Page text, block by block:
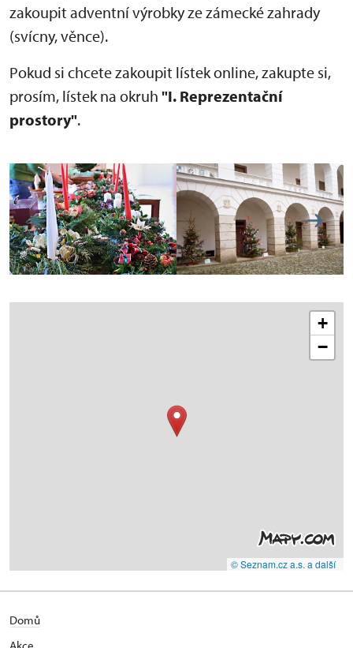
zakoupit adventní výrobky ze zámecké zahrady
(svícny, věnce).
Pokud si chcete zakoupit lístek online, zakupte si,
prosím, lístek na okruh "I. Reprezentační
prostory".
+
−
© Seznam.cz a.s. a další
Domů